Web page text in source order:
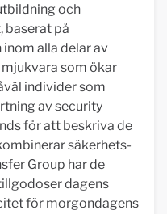
och
baserat på
alla delar av
som ökar
individer som
av security
för att beskriva de
säkerhets-
Group har de
dagens
för morgondagens